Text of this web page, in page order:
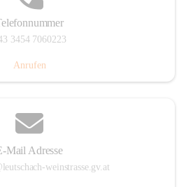
3454 7060223
Anrufen
Mail Adresse
weinstrasse.gv.at